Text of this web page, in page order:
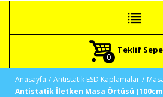
Teklif
Anasayfa Antistatik ESD Kaplamalar
Antistatik İletken Masa Örtüsü